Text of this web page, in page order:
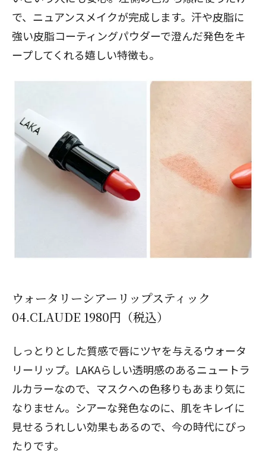
で、ニュアンスメイクが完成します。汗や皮脂に
強い皮脂コーティングパウダーで澄んだ発色をキ
ープしてくれる嬉しい特徴も。
ウォータリーシアーリップスティック
04.CLAUDE 1980円（税込）
しっとりとした質感で唇にツヤを与えるウォータ
リーリップ。LAKAらしい透明感のあるニュートラ
ルカラーなので、マスクへの色移りもあまり気に
なりません。シアーな発色なのに、肌をキレイに
見せるうれしい効果もあるので、今の時代にぴっ
たりです。